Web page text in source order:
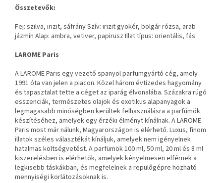
Összetevők:
Fej: szilva, irizit, sáfrány Szív: irizit gyökér, bolgár rózsa, arab
jázmin Alap: ambra, vetiver, papirusz Illat típus: orientális, fás
LAROME Paris
A LAROME Paris egy vezető spanyol parfümgyártó cég, amely
1991 óta van jelen a piacon. Közel három évtizedes hagyomány
és tapasztalat tette a céget az iparág élvonalába. Százakra rúgó
esszenciák, természetes olajok és exotikus alapanyagok a
legmagasabb minőségben kerültek felhasználásra a parfümök
készítéséhez, amelyek egy érzéki élményt kínálnak. A LAROME
Paris most már nálunk, Magyarországon is elérhető. Luxus, finom
illatok széles választékát kínáljuk, amelyek nem igényelnek
hatalmas költségvetést. A parfümök 100 ml, 50 ml, 20 ml és 8 ml
kiszerelésben is elérhetők, amelyek kényelmesen elférnek a
legkisebb táskákban, és megfelelnek a repülőgépre hozható
mennyiségi korlátozásoknak is.